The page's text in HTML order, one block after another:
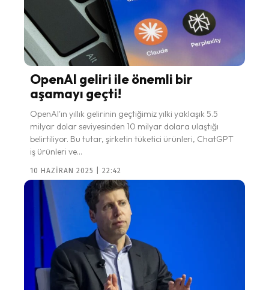
OpenAI geliri ile önemli bir
aşamayı geçti!
OpenAI'ın yıllık gelirinin geçtiğimiz yılki yaklaşık 5.5
milyar dolar seviyesinden 10 milyar dolara ulaştığı
belirtiliyor. Bu tutar, şirketin tüketici ürünleri, ChatGPT
iş ürünleri ve...
10 HAZIRAN 2025 | 22:42